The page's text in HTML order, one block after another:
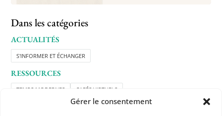
Gérer le consentement
Dans les catégories
ACTUALITÉS
S'INFORMER ET ÉCHANGER
RESSOURCES
TEMPS MODERNES
CAFÉS VIRTUELS
RESSOURCES APHG POUR LES ADHÉRENTS